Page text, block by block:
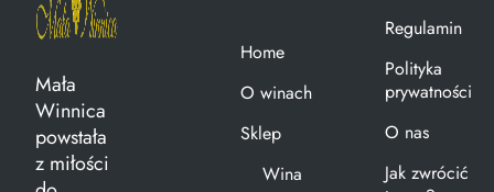
Mała
Winnica
powstała
z miłości
Home
O winach
Sklep
Wina
Regulamin
Polityka
prywatności
O nas
Jak zwrócić